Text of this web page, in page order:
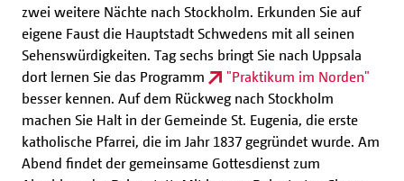
zwei weitere Nächte nach Stockholm. Erkunden Sie auf
eigene Faust die Hauptstadt Schwedens mit all seinen
Sehenswürdigkeiten. Tag sechs bringt Sie nach Uppsala
dort lernen Sie das Programm
"Praktikum im Norden"
besser kennen. Auf dem Rückweg nach Stockholm
machen Sie Halt in der Gemeinde St. Eugenia, die erste
katholische Pfarrei, die im Jahr 1837 gegründet wurde. Am
Abend findet der gemeinsame Gottesdienst zum